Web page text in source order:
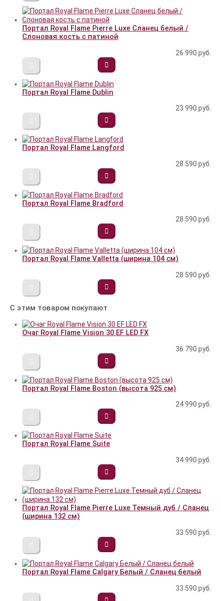
Портал Royal Flame Pierre Luxe Сланец белый /
Слоновая кость с патиной
26 990 руб.
Портал Royal Flame Dublin
23 990 руб.
Портал Royal Flame Langford
28 590 руб.
Портал Royal Flame Bradford
28 590 руб.
Портал Royal Flame Valletta (ширина 104 см)
28 590 руб.
С этим товаром покупают
Очаг Royal Flame Vision 30 EF LED FX
36 790 руб.
Портал Royal Flame Boston (высота 925 см)
24 990 руб.
Портал Royal Flame Suite
34 990 руб.
Портал Royal Flame Pierre Luxe Темный дуб / Сланец
(ширина 132 см)
33 590 руб.
Портал Royal Flame Calgary Белый / Сланец белый
33 590 руб.